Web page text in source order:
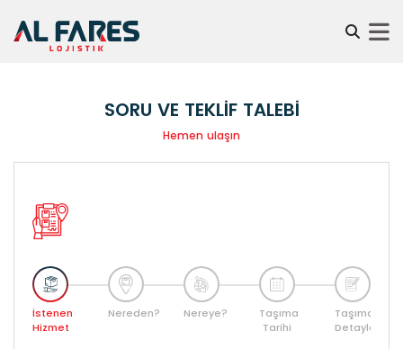
SORU VE TEKLIF TALEBI
Hemen ulaşın
İstenen
Hizmet
Nereden? Nereye?
Taşıma
Tarihi
Taşıma
Detayları